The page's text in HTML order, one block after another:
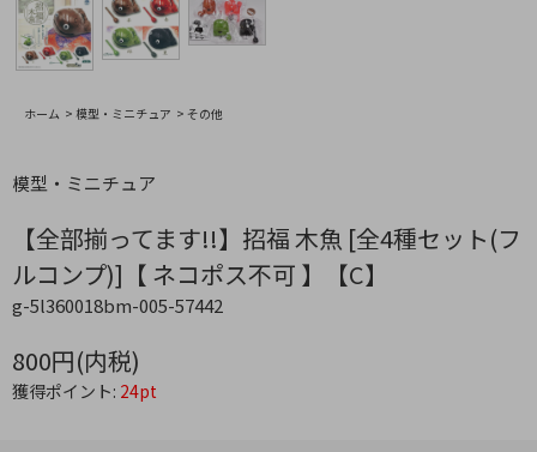
ホーム > 模型・ミニチュア > その他
模型・ミニチュア
【全部揃ってます!!】招福 木魚 [全4種セット(フ
ルコンプ)]【 ネコポス不可 】【C】
g-5l360018bm-005-57442
800円(内税)
獲得ポイント: 24pt